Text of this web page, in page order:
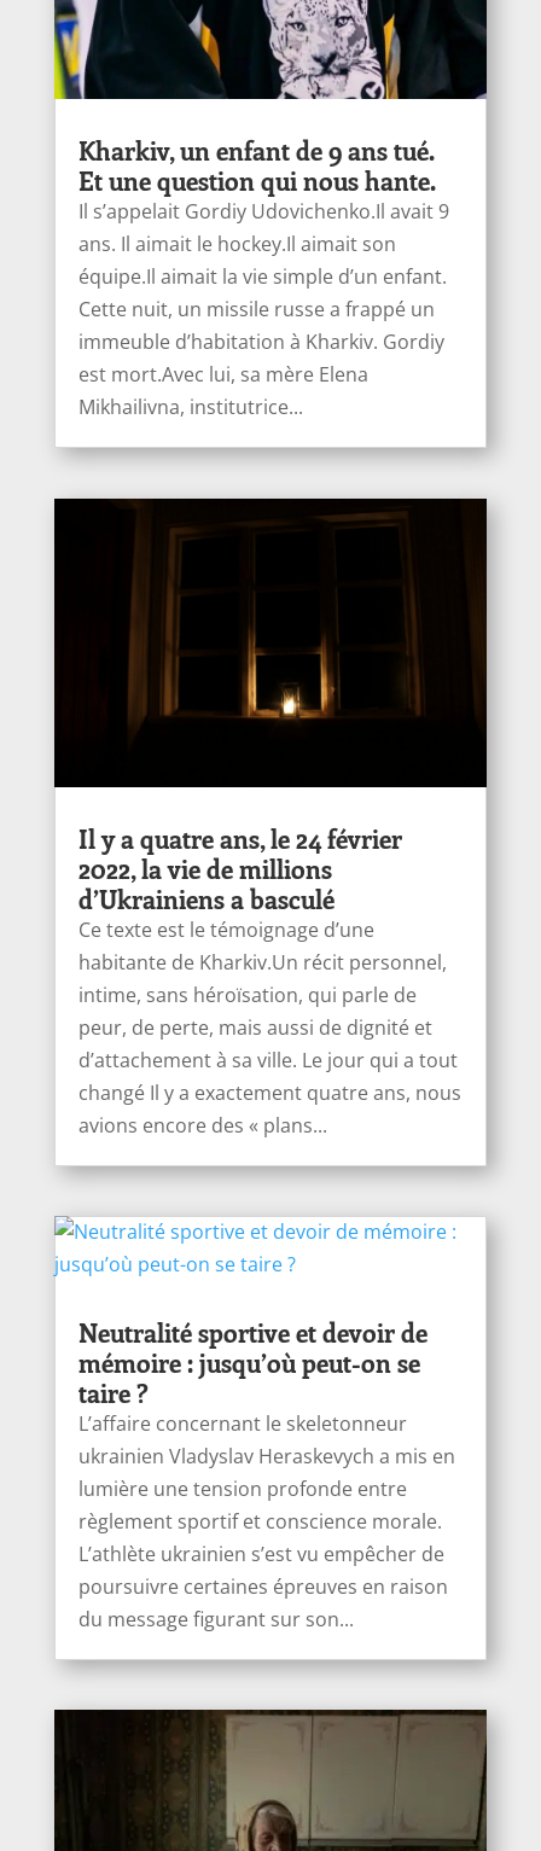
Kharkiv, un enfant de 9 ans tué.
Et une question qui nous hante.
Il s’appelait Gordiy Udovichenko.Il avait 9
ans. Il aimait le hockey.Il aimait son
équipe.Il aimait la vie simple d’un enfant.
Cette nuit, un missile russe a frappé un
immeuble d’habitation à Kharkiv. Gordiy
est mort.Avec lui, sa mère Elena
Mikhailivna, institutrice...
Il y a quatre ans, le 24 février
2022, la vie de millions
d’Ukrainiens a basculé
Ce texte est le témoignage d’une
habitante de Kharkiv.Un récit personnel,
intime, sans héroïsation, qui parle de
peur, de perte, mais aussi de dignité et
d’attachement à sa ville. Le jour qui a tout
changé Il y a exactement quatre ans, nous
avions encore des « plans...
Neutralité sportive et devoir de
mémoire : jusqu’où peut-on se
taire ?
L’affaire concernant le skeletonneur
ukrainien Vladyslav Heraskevych a mis en
lumière une tension profonde entre
règlement sportif et conscience morale.
L’athlète ukrainien s’est vu empêcher de
poursuivre certaines épreuves en raison
du message figurant sur son...